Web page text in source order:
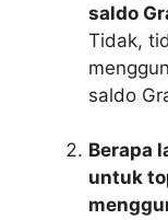
saldo
Tidak,
saldo
Berapa
untuk